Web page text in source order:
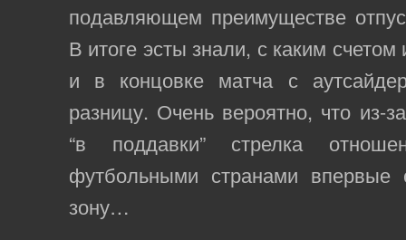
подавляющем преимуществе
В итоге эсты знали, с каким
и в концовке матча с
разницу. Очень вероятно, что из-
“в поддавки” стрелка
футбольными странами впервые
зону…